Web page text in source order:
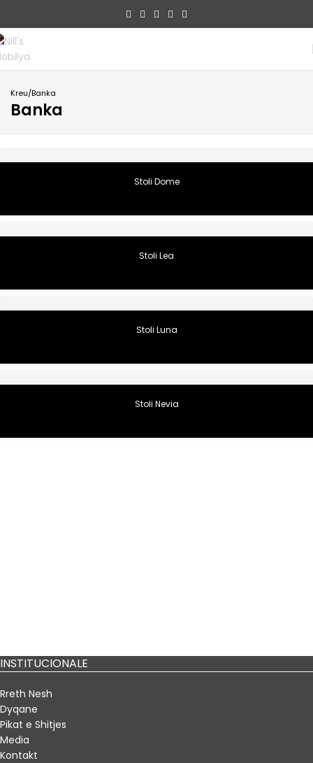
Kreu Banka
Banka
Stoli Dome
Stoli Lea
Stoli Luna
Stoli Nevia
INSTITUCIONALE
Rreth Nesh
Dyqane
Pikat e Shitjes
Media
Kontakt